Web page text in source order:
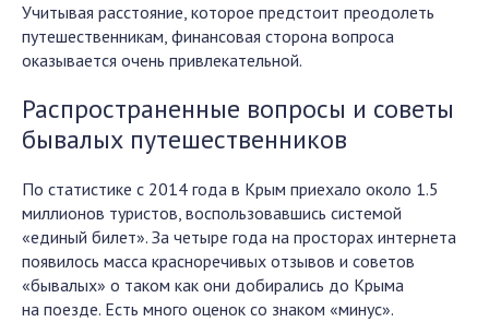
Учитывая расстояние, которое предстоит преодолеть
путешественникам, финансовая сторона вопроса
оказывается очень привлекательной.
Распространенные вопросы и советы
бывалых путешественников
По статистике с 2014 года в Крым приехало около 1.5
миллионов туристов, воспользовавшись системой
«единый билет». За четыре года на просторах интернета
появилось масса красноречивых отзывов и советов
«бывалых» о таком как они добирались до Крыма
на поезде. Есть много оценок со знаком «минус».